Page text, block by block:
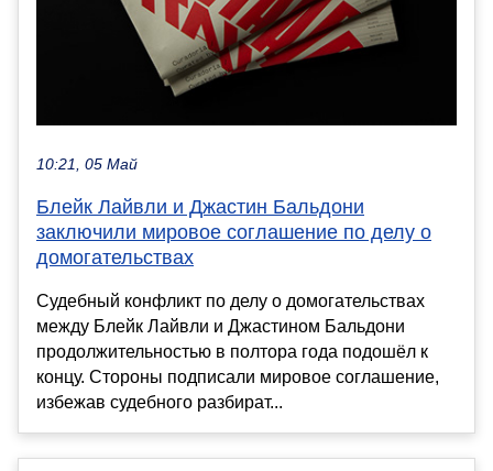
10:21, 05 Май
Блейк Лайвли и Джастин Бальдони
заключили мировое соглашение по делу о
домогательствах
Судебный конфликт по делу о домогательствах
между Блейк Лайвли и Джастином Бальдони
продолжительностью в полтора года подошёл к
концу. Стороны подписали мировое соглашение,
избежав судебного разбират...